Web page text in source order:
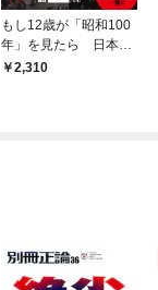
もし12歳が「昭和100
年」を見たら 日本人
のための現代史物語
2,310